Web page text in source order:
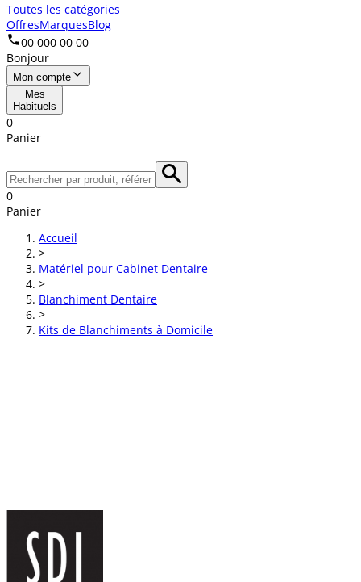
Toutes les catégories
OffresMarquesBlog
00 000 00 00
Bonjour
Mon compte
Mes
Habituels
0
Panier
0
Panier
Accueil
>
Matériel pour Cabinet Dentaire
>
Blanchiment Dentaire
>
Kits de Blanchiments à Domicile